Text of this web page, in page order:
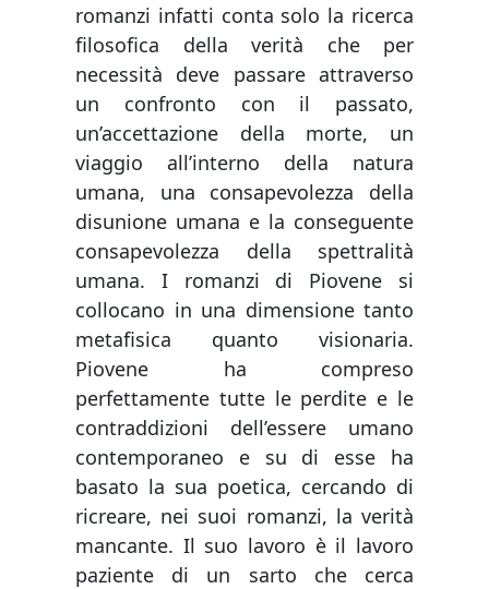
romanzi infatti conta solo la ricerca
filosofica della verità che per
necessità deve passare attraverso
un confronto con il passato,
un’accettazione della morte, un
viaggio all’interno della natura
umana, una consapevolezza della
disunione umana e la conseguente
consapevolezza della spettralità
umana. I romanzi di Piovene si
collocano in una dimensione tanto
metafisica quanto visionaria.
Piovene ha compreso
perfettamente tutte le perdite e le
contraddizioni dell’essere umano
contemporaneo e su di esse ha
basato la sua poetica, cercando di
ricreare, nei suoi romanzi, la verità
mancante. Il suo lavoro è il lavoro
paziente di un sarto che cerca